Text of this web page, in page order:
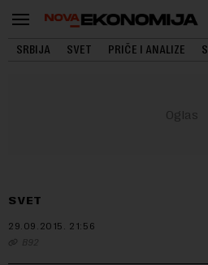
SRBIJA SVET PRIČE I ANALIZE
SVET
29.09.2015. 21:56
B92